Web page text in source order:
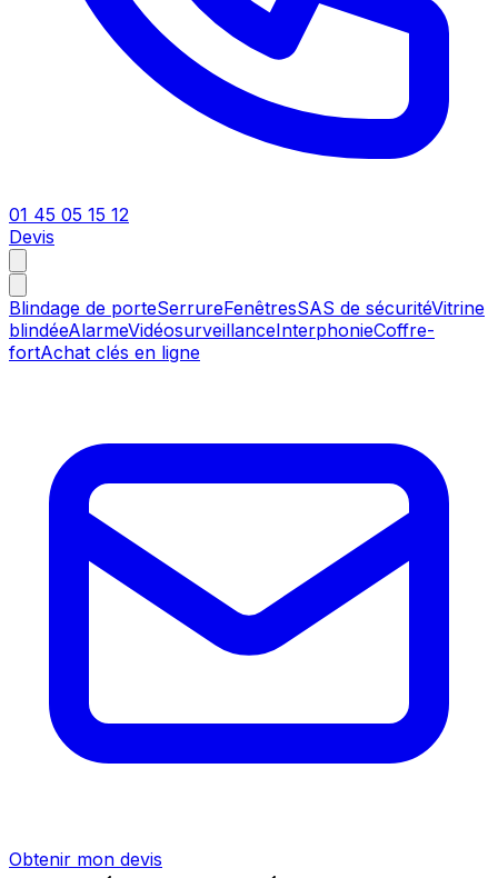
01 45 05 15 12
Devis
Blindage de porteSerrureFenêtresSAS de sécuritéVitrine
blindéeAlarmeVidéosurveillanceInterphonieCoffre-
fortAchat clés en ligne
Obtenir mon devis